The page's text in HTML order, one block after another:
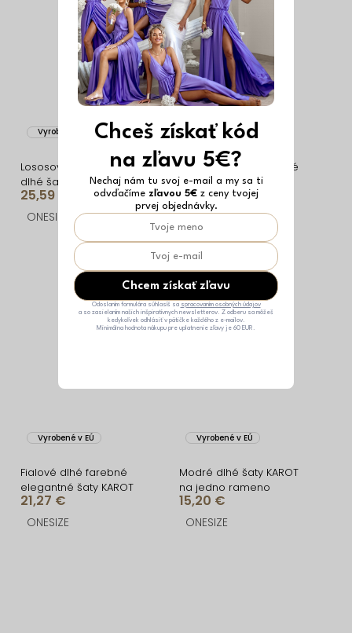
Vyrobené v EÚ
Lososové asymetrické
dlhé šaty SIENNA
25,59 €
ONESIZE
Vyrobené v EÚ
Ružové dlhé elegantné
šaty KAROT
15,20 €
ONESIZE
Vyrobené v EÚ
Fialové dlhé farebné
elegantné šaty KAROT
21,27 €
ONESIZE
Vyrobené v EÚ
Modré dlhé šaty KAROT
na jedno rameno
15,20 €
ONESIZE
Chceš získať kód
na zľavu 5€?
Nechaj nám tu svoj e-mail a my sa ti
odvďačíme zľavou 5€ z ceny tvojej
prvej objednávky.
Chcem získať zľavu
Odoslaním formulára súhlasíš sa spracovaním osobných údajov
a so zasielaním našich inšpiratívnych newsletterov. Z odberu sa môžeš
kedykoľvek odhlásiť v pätičke každého z e-mailov.
Minimálna hodnota nákupu pre uplatnenie zľavy je 60 EUR.